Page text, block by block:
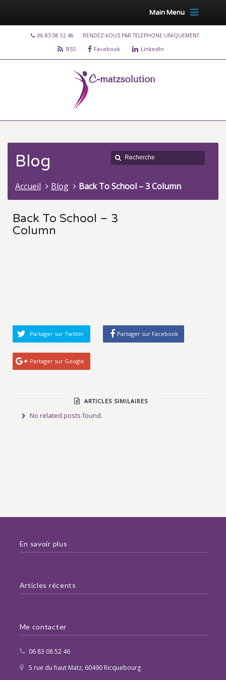
Main Menu
06 83 08 52 46 RENDEZ-VOUS PAR TELEPHONE UNIQUEMENT
RSS Facebook LinkedIn
Blog
Accueil Blog Back To School – 3 Column
Back To School – 3
Column
Partager sur Twitter Partager sur Facebook
Partager sur Google
ARTICLES SIMILAIRES
No related posts found.
En savoir plus
Articles récents
Me contacter
06 83 08 52 46
5 rue du haut Matz, 60490 Ricquebourg